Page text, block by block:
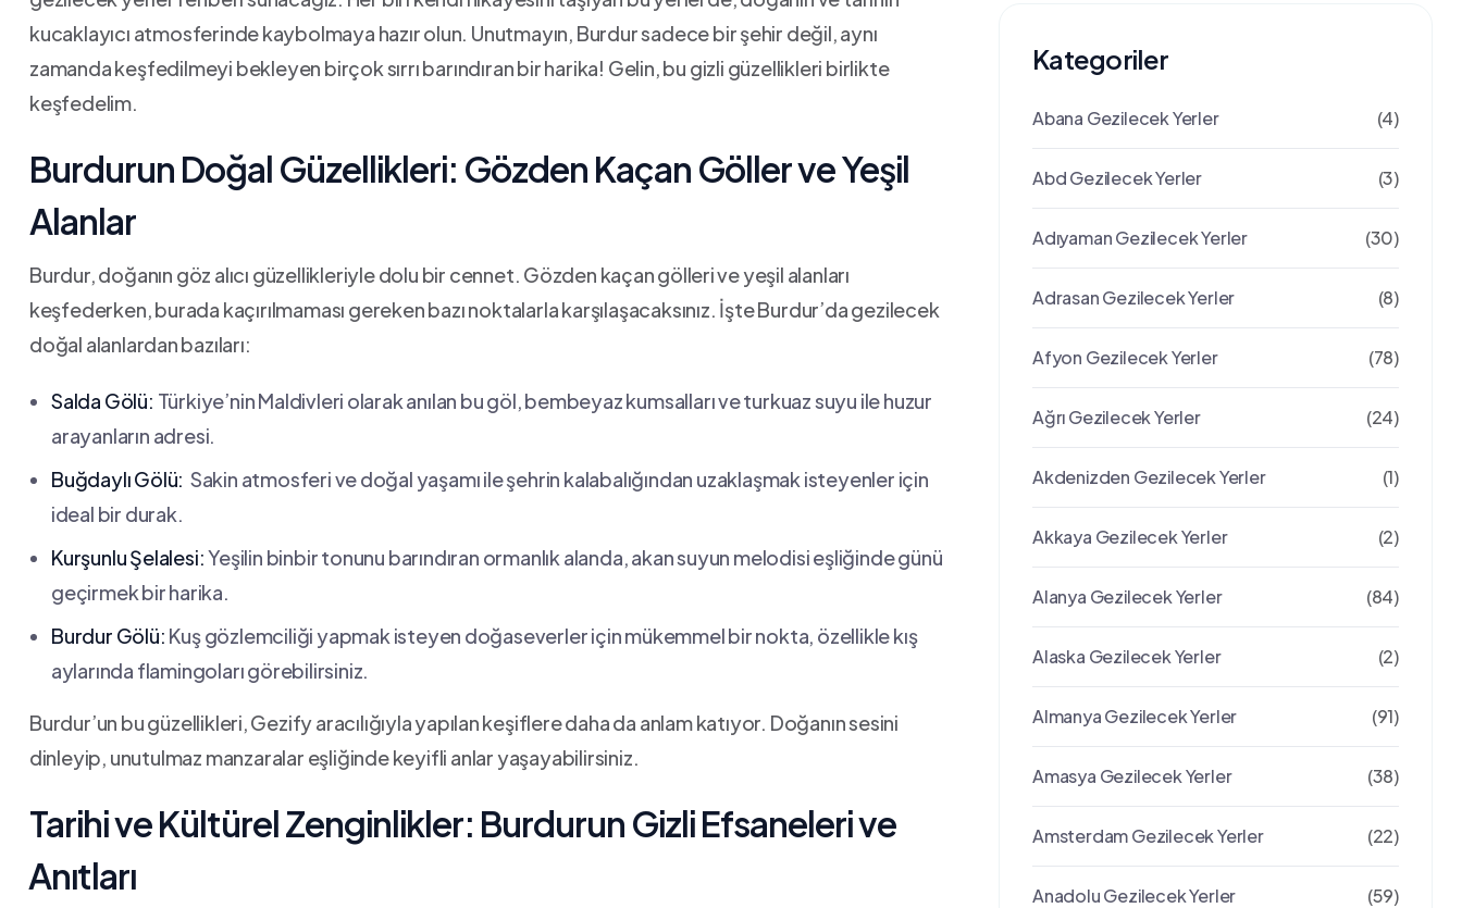
kucaklayıcı atmosferinde⁤ kaybolmaya hazır⁣ olun. ​Unutmayın, Burdur sadece bir⁣ şehir değil, aynı
zamanda keşfedilmeyi bekleyen birçok sırrı barındıran bir harika! Gelin, bu gizli güzellikleri birlikte⁤
keşfedelim.
Burdurun Doğal Güzellikleri: Gözden Kaçan Göller ve ‌Yeşil
Alanlar
Burdur, ‌doğanın göz alıcı güzellikleriyle dolu bir cennet.⁢ Gözden kaçan ⁣gölleri ⁣ve yeşil alanları
⁤keşfederken, ‍burada kaçırılmaması gereken bazı noktalarla karşılaşacaksınız. İşte Burdur’da ‍gezilecek
doğal alanlardan⁢ bazıları:
Salda Gölü: Türkiye’nin‍ Maldivleri ⁣olarak anılan bu göl, ⁢bembeyaz kumsalları ve ⁤turkuaz suyu ile​ huzur
arayanların adresi.
Buğdaylı Gölü: ‌ Sakin ​atmosferi‍ ve ⁣doğal yaşamı ile şehrin kalabalığından uzaklaşmak isteyenler için
⁣ideal bir durak.
Kurşunlu Şelalesi:Yeşilin binbir tonunu barındıran ormanlık alanda,‍ akan suyun melodisi eşliğinde günü
geçirmek⁤ bir harika.
Burdur Gölü: Kuş gözlemciliği yapmak isteyen⁣ doğaseverler için mükemmel ⁣bir nokta, özellikle ‍kış
⁢aylarında flamingoları görebilirsiniz.
Burdur’un bu güzellikleri,⁢ Gezify aracılığıyla⁣ yapılan⁣ keşiflere daha da‌ anlam katıyor. Doğanın sesini
⁢dinleyip, unutulmaz manzaralar eşliğinde keyifli anlar yaşayabilirsiniz.
Tarihi ve Kültürel ‍Zenginlikler: Burdurun Gizli Efsaneleri ve
⁢Anıtları
Kategoriler
Abana Gezilecek Yerler (4)
Abd Gezilecek Yerler (3)
Adıyaman Gezilecek Yerler (30)
Adrasan Gezilecek Yerler (8)
Afyon Gezilecek Yerler (78)
Ağrı Gezilecek Yerler (24)
Akdenizden Gezilecek Yerler (1)
Akkaya Gezilecek Yerler (2)
Alanya Gezilecek Yerler (84)
Alaska Gezilecek Yerler (2)
Almanya Gezilecek Yerler (91)
Amasya Gezilecek Yerler (38)
Amsterdam Gezilecek Yerler (22)
Anadolu Gezilecek Yerler (59)